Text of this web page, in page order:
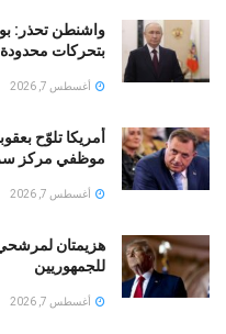
واشنطن تحذر:
بتحركات محدودة
أغسطس 7, 2026
أمريكا تلوّح
موظفي مركز
أغسطس 7, 2026
هزيمتان لمرشحي
للجمهوريين
أغسطس 7, 2026